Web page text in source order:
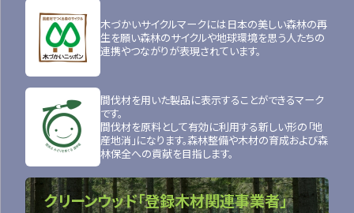
木づかいサイクルマークには日本の美しい森林の再
生を願い森林のサイクルや地球環境を思う人たちの
連携やつながりが表現されています。
間伐材を用いた製品に表示することができるマーク
です。
間伐材を原料として有効に利用する新しい形の「地
産地消」になります。森林整備や木材の育成および森
林保全への貢献を目指します。
クリーンウッド「登録木材関連事業者」